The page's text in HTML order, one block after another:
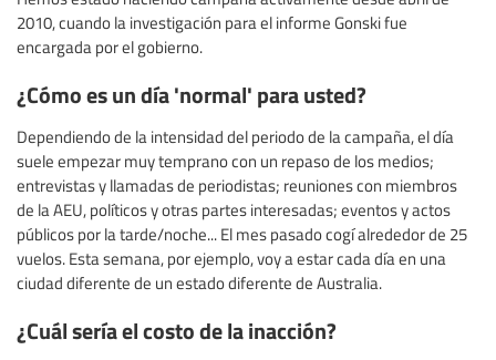
2010, cuando la investigación para el informe Gonski fue
encargada por el gobierno.
¿Cómo es un día 'normal' para usted?
Dependiendo de la intensidad del periodo de la campaña, el día
suele empezar muy temprano con un repaso de los medios;
entrevistas y llamadas de periodistas; reuniones con miembros
de la AEU, políticos y otras partes interesadas; eventos y actos
públicos por la tarde/noche... El mes pasado cogí alrededor de 25
vuelos. Esta semana, por ejemplo, voy a estar cada día en una
ciudad diferente de un estado diferente de Australia.
¿Cuál sería el costo de la inacción?